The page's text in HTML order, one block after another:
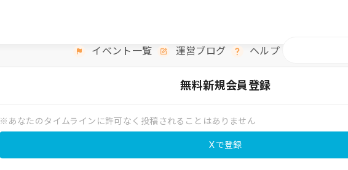
イベント一覧 運営ブログ ヘルプ
無料新規会員登録
※あなたのタイムラインに許可なく投稿されることはありません
Xで登録